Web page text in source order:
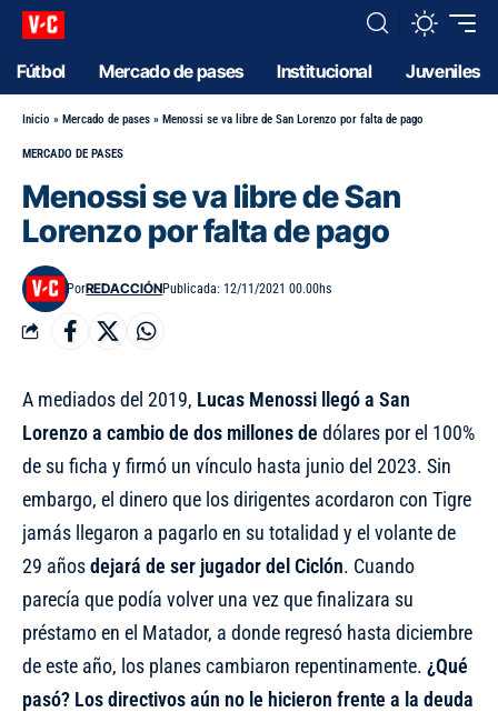
Fútbol Mercado de pases Institucional Juveniles
Inicio » Mercado de pases » Menossi se va libre de San Lorenzo por falta de pago
MERCADO DE PASES
Menossi se va libre de San
Lorenzo por falta de pago
PorREDACCIÓNPublicada: 12/11/2021 00.00hs
A mediados del 2019, Lucas Menossi llegó a San
Lorenzo a cambio de dos millones de dólares por el 100%
de su ficha y firmó un vínculo hasta junio del 2023. Sin
embargo, el dinero que los dirigentes acordaron con Tigre
jamás llegaron a pagarlo en su totalidad y el volante de
29 añosdejará de ser jugador del Ciclón. Cuando
parecía que podía volver una vez que finalizara su
préstamo en el Matador, a donde regresó hasta diciembre
de este año, los planes cambiaron repentinamente. ¿Qué
pasó? Los directivos aún no le hicieron frente a la deuda